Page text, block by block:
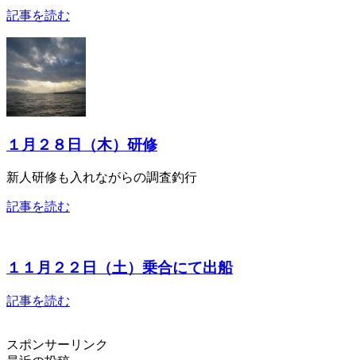
記事を読む
１月２８日（木）研修
新人研修も入れながらの調査釣行
記事を読む
１１月２２日（土）乗合にて出船
記事を読む
スポンサーリンク